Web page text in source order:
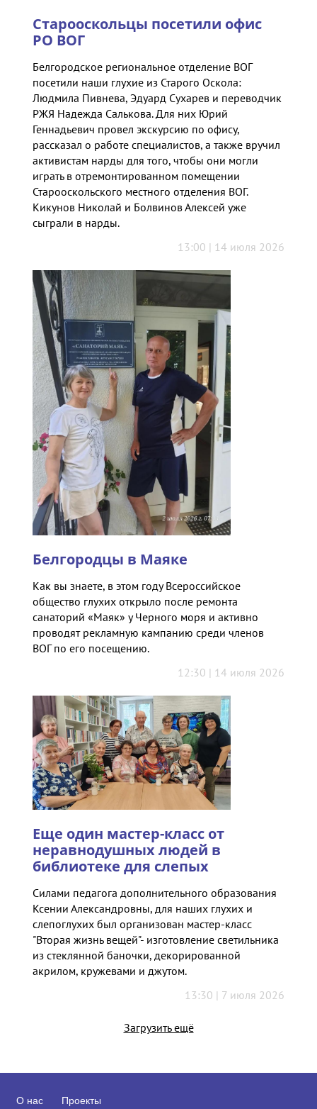
Старооскольцы посетили офис
РО ВОГ
Белгородское региональное отделение ВОГ
посетили наши глухие из Старого Оскола:
Людмила Пивнева, Эдуард Сухарев и переводчик
РЖЯ Надежда Салькова. Для них Юрий
Геннадьевич провел экскурсию по офису,
рассказал о работе специалистов, а также вручил
активистам нарды для того, чтобы они могли
играть в отремонтированном помещении
Старооскольского местного отделения ВОГ.
Кикунов Николай и Болвинов Алексей уже
сыграли в нарды.
13:00 | 14 июля 2026
Белгородцы в Маяке
Как вы знаете, в этом году Всероссийское
общество глухих открыло после ремонта
санаторий «Маяк» у Черного моря и активно
проводят рекламную кампанию среди членов
ВОГ по его посещению.
12:30 | 14 июля 2026
Еще один мастер-класс от
неравнодушных людей в
библиотеке для слепых
Силами педагога дополнительного образования
Ксении Александровны, для наших глухих и
слепоглухих был организован мастер-класс
"Вторая жизнь вещей"- изготовление светильника
из стеклянной баночки, декорированной
акрилом, кружевами и джутом.
13:30 | 7 июля 2026
Загрузить ещё
О нас Проекты